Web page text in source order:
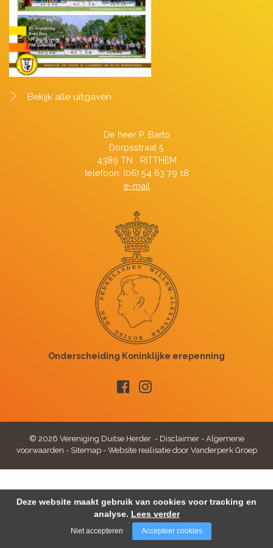
Bekijk alle uitgaven
De heer P. Barto
Dorpsstraat 5
4389 TN RITTHEM
telefoon: (06) 54 63 79 18
e-mail
© 2026 Vereniging Duitse Herder - Disclaimer- Algemene
voorwaarden - Sitemap- Website realisatie door Vanderperk Groep
Deze website maakt gebruik van cookies voor tracking en
analyse. Lees verder
Niet accepteren Accepteer cookies